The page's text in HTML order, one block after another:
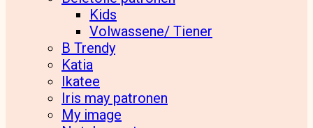
Kids
Volwassene/ Tiener
B Trendy
Katia
Ikatee
Iris may patronen
My image